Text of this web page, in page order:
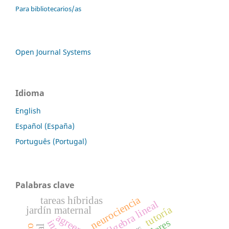
Para bibliotecarios/as
Open Journal Systems
Idioma
English
Español (España)
Português (Portugal)
Palabras clave
jardín maternal álgebra lineal
tareas híbridasneurocienciatutoría